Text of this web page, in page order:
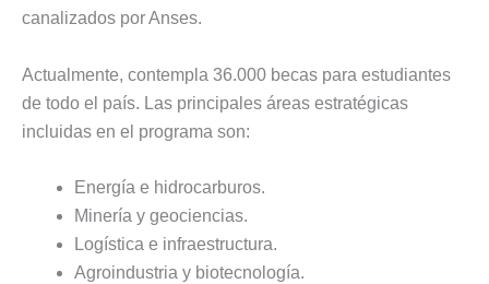
canalizados por Anses.
Actualmente, contempla 36.000 becas para estudiantes
de todo el país. Las principales áreas estratégicas
incluidas en el programa son:
Energía e hidrocarburos.
Minería y geociencias.
Logística e infraestructura.
Agroindustria y biotecnología.